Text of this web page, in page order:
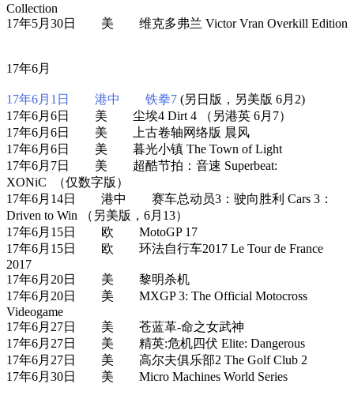
Collection
17年5月30日 美 维克多弗兰 Victor Vran Overkill Edition
17年6月
17年6月1日 港中 铁拳7 (另日版，另美版 6月2)
17年6月6日 美 尘埃4 Dirt 4 （另港英 6月7）
17年6月6日 美 上古卷轴网络版 晨风
17年6月6日 美 暮光小镇 The Town of Light
17年6月7日 美 超酷节拍：音速 Superbeat:
XONiC （仅数字版）
17年6月14日 港中 赛车总动员3：驶向胜利 Cars 3：
Driven to Win （另美版，6月13）
17年6月15日 欧 MotoGP 17
17年6月15日 欧 环法自行车2017 Le Tour de France
2017
17年6月20日 美 黎明杀机
17年6月20日 美 MXGP 3: The Official Motocross
Videogame
17年6月27日 美 苍蓝革-命之女武神
17年6月27日 美 精英:危机四伏 Elite: Dangerous
17年6月27日 美 高尔夫俱乐部2 The Golf Club 2
17年6月30日 美 Micro Machines World Series